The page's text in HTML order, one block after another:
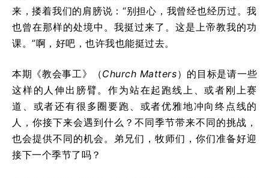
来，搂着我们的肩膀说：“别担心，我曾经也经历过。我
也曾在那样的处境中。我挺过来了。这是上帝教我的功
课。”啊，好吧，也许我也能挺过去。
本期《教会事工》（Church Matters）的目标是请一些
这样的人伸出膀臂。作为站在起跑线上、或者刚上赛
道、或者还有很多圈要跑、或者优雅地冲向终点线的
人，你接下来会遇到什么？不同季节带来不同的挑战，
也会提供不同的机会。弟兄们，牧师们，你们准备好迎
接下一个季节了吗？